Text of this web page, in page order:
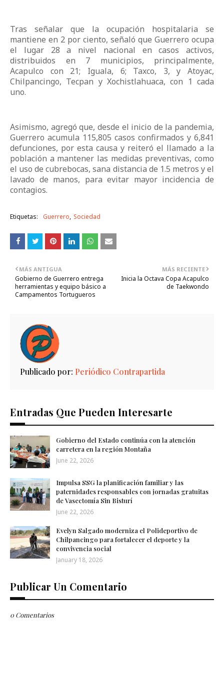
Tras señalar que la ocupación hospitalaria se
mantiene en 2 por ciento, señaló que Guerrero ocupa
el lugar 28 a nivel nacional en casos activos,
distribuidos en 7 municipios, principalmente,
Acapulco con 21; Iguala, 6; Taxco, 3, y Atoyac,
Chilpancingo, Tecpan y Xochistlahuaca, con 1 cada
uno.
Asimismo, agregó que, desde el inicio de la pandemia,
Guerrero acumula 115,805 casos confirmados y 6,841
defunciones, por esta causa y reiteró el llamado a la
población a mantener las medidas preventivas, como
el uso de cubrebocas, sana distancia de 1.5 metros y el
lavado de manos, para evitar mayor incidencia de
contagios.
Etiquetas: Guerrero Sociedad
MÁS RECIENTE
Inicia la Octava Copa Acapulco
de Taekwondo
MÁS ANTIGUA
Gobierno de Guerrero entrega
herramientas y equipo básico a
Campamentos Tortugueros
Publicado por: Periódico Contrapartida
Entradas Que Pueden Interesarte
Gobierno del Estado continúa con la atención
carretera en la región Montaña
June 22, 2026
Impulsa SSG la planificación familiar y las
paternidades responsables con jornadas gratuitas
de Vasectomía Sin Bisturí
June 22, 2026
Evelyn Salgado moderniza el Polideportivo de
Chilpancingo para fortalecer el deporte y la
convivencia social
January 18, 2026
Publicar Un Comentario
0 Comentarios